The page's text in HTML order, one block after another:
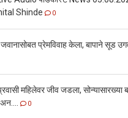
Shinde
0
प्रेमविवाह केला, बापाने सूड
महिलेवर जीव जडला, सोन्यासारख्या
0